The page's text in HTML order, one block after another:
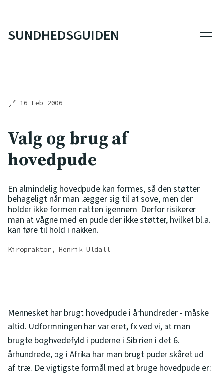
SUNDHEDSGUIDEN
16 Feb 2006
Valg og brug af
hovedpude
En almindelig hovedpude kan formes, så den støtter
behageligt når man lægger sig til at sove, men den
holder ikke formen natten igennem. Derfor risikerer
man at vågne med en pude der ikke støtter, hvilket bl.a.
kan føre til hold i nakken.
Kiropraktor, Henrik Uldall
Mennesket har brugt hovedpude i århundreder - måske
altid. Udformningen har varieret, fx ved vi, at man
brugte boghvedefyld i puderne i Sibirien i det 6.
århundrede, og i Afrika har man brugt puder skåret ud
af træ. De vigtigste formål med at bruge hovedpude er: